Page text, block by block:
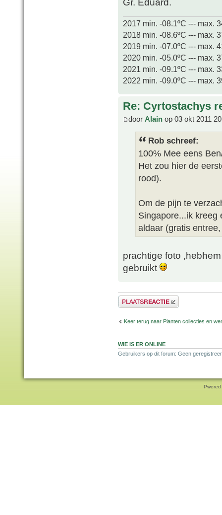
2017 min. -08.1ºC --- max.
2018 min. -08.6ºC --- max.
2019 min. -07.0ºC --- max.
2020 min. -05.0ºC --- max.
2021 min. -09.1ºC --- max.
2022 min. -09.0ºC --- max.
Re: Cyrtostachys
door Alain op 03 okt 2011
Rob schreef:
100% Mee eens
Het zou hier de
rood).
Om de pijn te
Singapore...ik kreeg
aldaar (gratis
prachtige foto
gebruikt
Plaats een reactie
Keer terug naar Planten collecties en
WIE IS ER ONLINE
Gebruikers op dit forum: Geen